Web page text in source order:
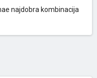
najdobra kombinacija